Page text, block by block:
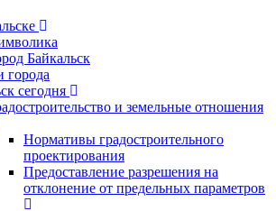
Байкальск
города
сегодня
и земельные отношения
Нормативы градостроительного
проектирования
Предоставление разрешения на
отклонение от предельных параметров